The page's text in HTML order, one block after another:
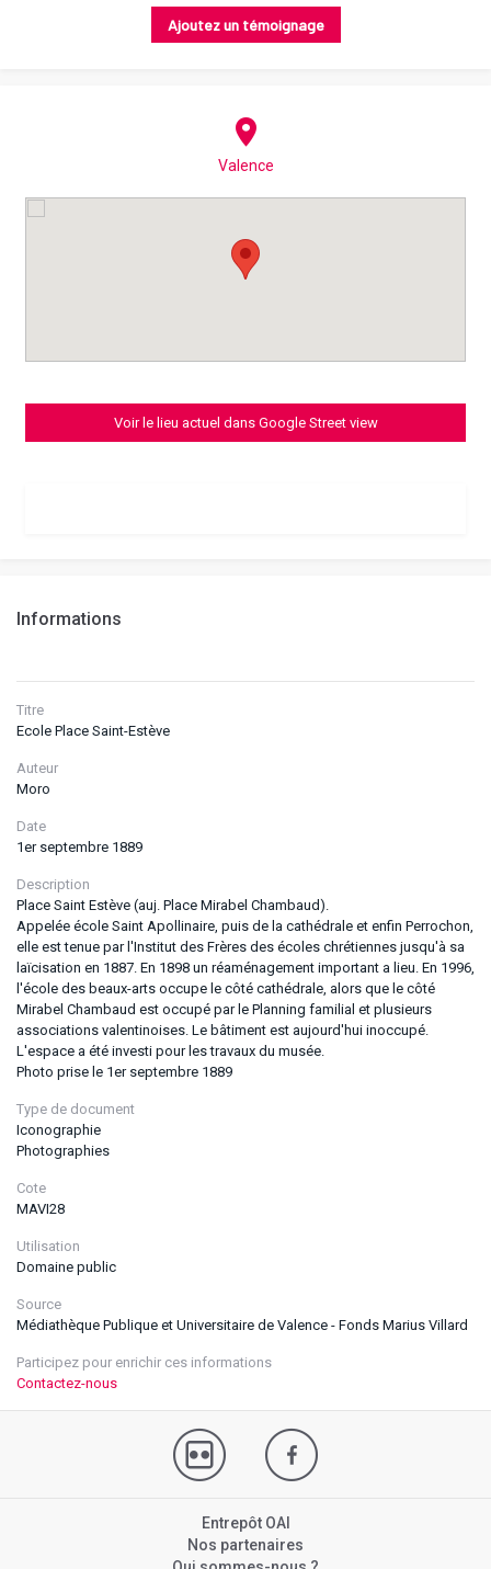
Informations
Titre
Ecole Place Saint-Estève
Auteur
Moro
Date
1er septembre 1889
Description
Place Saint Estève (auj. Place Mirabel Chambaud).
Appelée école Saint Apollinaire, puis de la cathédrale et enfin Perrochon,
elle est tenue par l'Institut des Frères des écoles chrétiennes jusqu'à sa
laïcisation en 1887. En 1898 un réaménagement important a lieu. En 1996,
l'école des beaux-arts occupe le côté cathédrale, alors que le côté
Mirabel Chambaud est occupé par le Planning familial et plusieurs
associations valentinoises. Le bâtiment est aujourd'hui inoccupé.
L'espace a été investi pour les travaux du musée.
Photo prise le 1er septembre 1889
Type de document
Iconographie
Photographies
Cote
MAVI28
Utilisation
Domaine public
Source
Médiathèque Publique et Universitaire de Valence - Fonds Marius Villard
Participez pour enrichir ces informations
Contactez-nous
Ajoutez un témoignage
Valence
Voir le lieu actuel dans Google Street view
Entrepôt OAI
Nos partenaires